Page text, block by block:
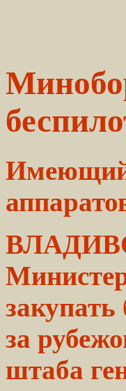
закупать
за
штаба